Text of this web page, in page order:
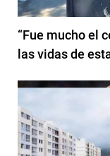
“Fue mucho el
las vidas de